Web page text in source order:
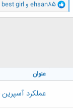
و
ا
ک
ehsan85 و best girl
عنوان
عملكرد